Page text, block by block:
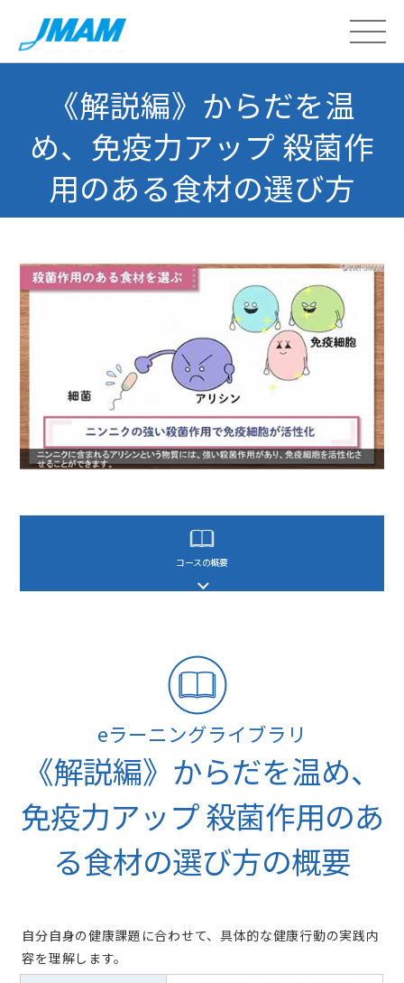
《解説編》からだを温
め、免疫力アップ 殺菌作
用のある食材の選び方
コースの概要
eラーニングライブラリ
《解説編》からだを温め、
免疫力アップ 殺菌作用のあ
る食材の選び方の概要
自分自身の健康課題に合わせて、具体的な健康行動の実践内
容を理解します。